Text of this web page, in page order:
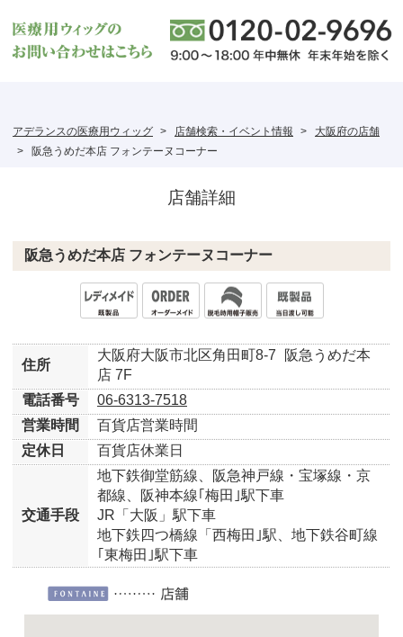
アデランスの医療用ウィッグ 店舗検索・イベント情報
大阪府の店舗
阪急うめだ本店 フォンテーヌコーナー
店舗詳細
阪急うめだ本店 フォンテーヌコーナー
住所
大阪府大阪市北区角田町8-7
阪急うめだ本
店 7F
電話番号
06-6313-7518
営業時間
百貨店営業時間
定休日
百貨店休業日
交通手段
地下鉄御堂筋線、阪急神戸線・宝塚線・京
都線、阪神本線｢梅田｣駅下車
JR「大阪」駅下車
地下鉄四つ橋線「西梅田｣駅、地下鉄谷町線
｢東梅田｣駅下車